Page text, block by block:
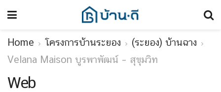
Home โครงการบ้านระยอง
(ระยอง) บ้านฉาง
Velana Maison บูรพาพัฒน์ – สุขุมวิท
Web